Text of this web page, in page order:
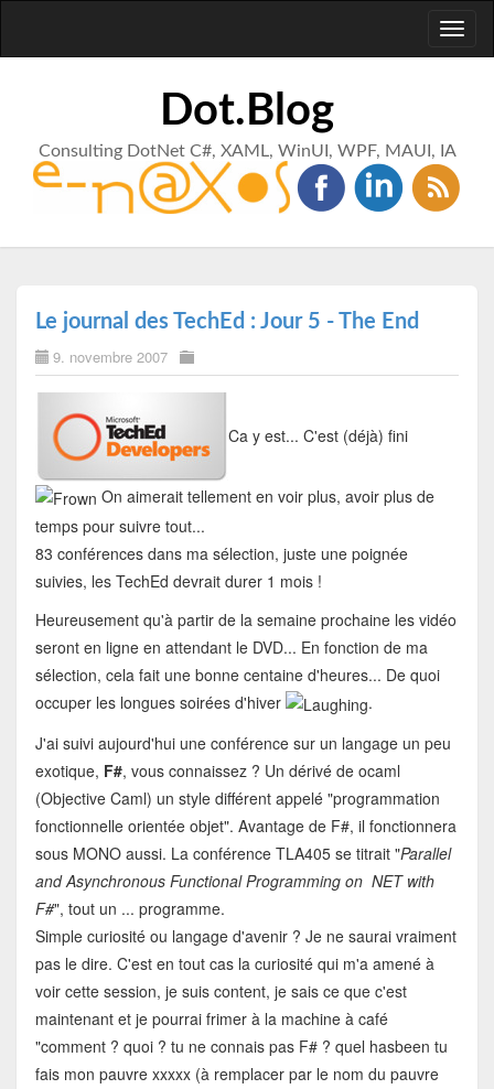
Dot.Blog
Consulting DotNet C#, XAML, WinUI, WPF, MAUI, IA
Le journal des TechEd : Jour 5 - The End
9. novembre 2007
Ca y est... C'est (déjà) fini
On aimerait tellement en voir plus, avoir plus de
temps pour suivre tout...
83 conférences dans ma sélection, juste une poignée
suivies, les TechEd devrait durer 1 mois !
Heureusement qu'à partir de la semaine prochaine les vidéo
seront en ligne en attendant le DVD... En fonction de ma
sélection, cela fait une bonne centaine d'heures... De quoi
occuper les longues soirées d'hiver
.
J'ai suivi aujourd'hui une conférence sur un langage un peu
exotique, F#, vous connaissez ? Un dérivé de ocaml
(Objective Caml) un style différent appelé "programmation
fonctionnelle orientée objet". Avantage de F#, il fonctionnera
sous MONO aussi. La conférence TLA405 se titrait "Parallel
and Asynchronous Functional Programming on NET with
F#", tout un ... programme.
Simple curiosité ou langage d'avenir ? Je ne saurai vraiment
pas le dire. C'est en tout cas la curiosité qui m'a amené à
voir cette session, je suis content, je sais ce que c'est
maintenant et je pourrai frimer à la machine à café
"comment ? quoi ? tu ne connais pas F# ? quel hasbeen tu
fais mon pauvre xxxxx (à remplacer par le nom du pauvre